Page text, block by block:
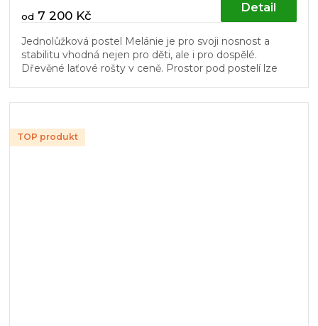
od 7 200 Kč
Detail
Jednolůžková postel Melánie je pro svoji nosnost a
stabilitu vhodná nejen pro děti, ale i pro dospělé.
Dřevěné laťové rošty v ceně. Prostor pod postelí lze
TOP produkt